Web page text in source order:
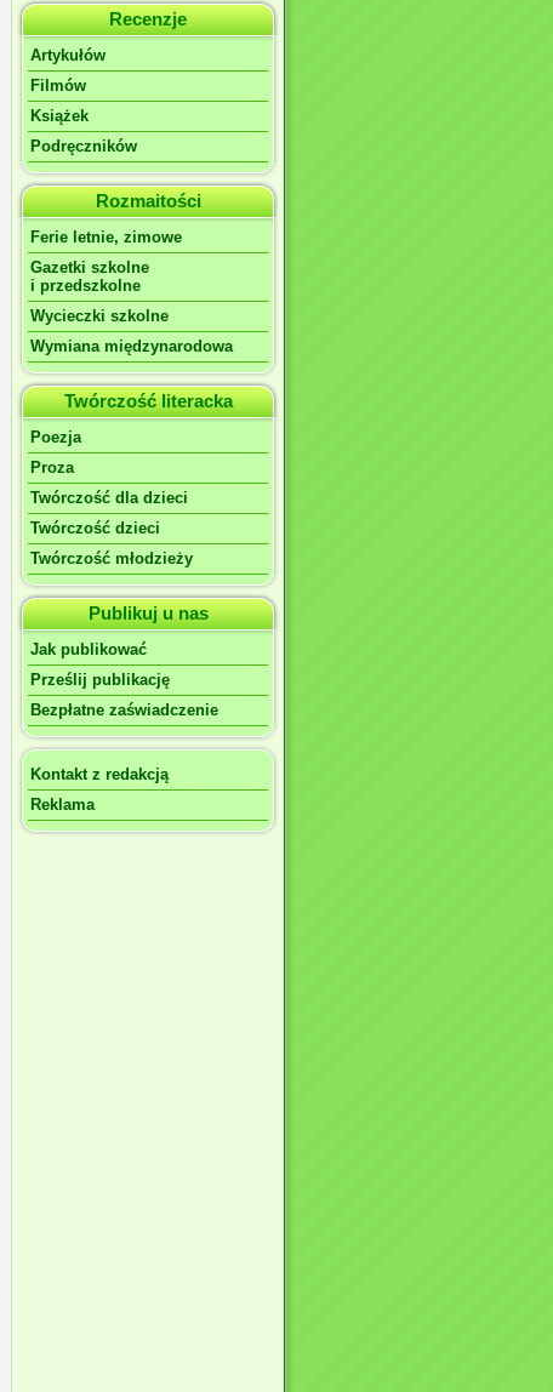
Recenzje
Artykułów
Filmów
Książek
Podręczników
Rozmaitości
Ferie letnie, zimowe
Gazetki szkolne
i przedszkolne
Wycieczki szkolne
Wymiana międzynarodowa
Twórczość literacka
Poezja
Proza
Twórczość dla dzieci
Twórczość dzieci
Twórczość młodzieży
Publikuj u nas
Jak publikować
Prześlij publikację
Bezpłatne zaświadczenie
Kontakt z redakcją
Reklama